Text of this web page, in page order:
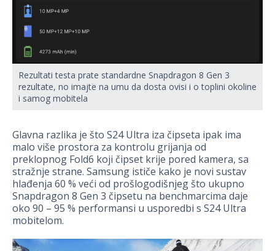
Rezultati testa prate standardne Snapdragon 8 Gen 3
rezultate, no imajte na umu da dosta ovisi i o toplini okoline
i samog mobitela
Glavna razlika je što S24 Ultra iza čipseta ipak ima
malo više prostora za kontrolu grijanja od
preklopnog Fold6 koji čipset krije pored kamera, sa
stražnje strane. Samsung ističe kako je novi sustav
hlađenja 60 % veći od prošlogodišnjeg što ukupno
Snapdragon 8 Gen 3 čipsetu na benchmarcima daje
oko 90 – 95 % performansi u usporedbi s S24 Ultra
mobitelom.